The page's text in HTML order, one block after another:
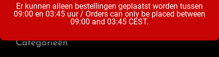
Categorieën
Er kunnen alleen bestellingen geplaatst worden tussen
09:00 en 03:45 uur / Orders can only be placed between
09:00 and 03:45 CEST.